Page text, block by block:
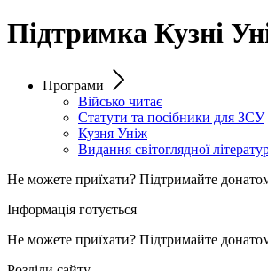
Підтримка Кузні
Програми
Військо читає
Статути та посібники для ЗСУ
Кузня Уніж
Видання світоглядної
Не можете приїхати? Підтримайте
Інформація готується
Не можете приїхати? Підтримайте